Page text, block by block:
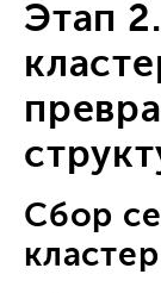
Этап
Сбор